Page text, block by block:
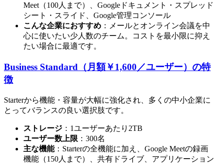
Meet（100人まで）、Googleドキュメント・スプレッド
シート・スライド、Google管理コンソール
こんな企業におすすめ ：メールとオンライン会議を中
心に使いたい少人数のチーム。コストを最小限に抑え
たい場合に最適です。
Business Standard（月額￥1,600／ユーザー）の特
徴
Starterから機能・容量が大幅に強化され、多くの中小企業に
とってバランスの良い選択肢です。
ストレージ ：1ユーザーあたり2TB
ユーザー数上限 ：300名
主な機能：Starterの全機能に加え、Google Meetの録画
機能（150人まで）、共有ドライブ、アプリケーション